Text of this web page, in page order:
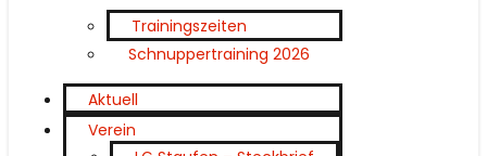
Trainingszeiten
Schnuppertraining 2026
Aktuell
Verein